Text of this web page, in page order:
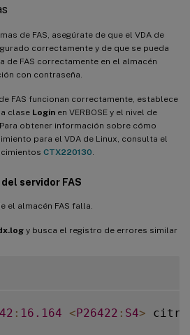
de FAS, asegúrate de que el VDA de
correctamente y de que se pueda
de FAS correctamente en el almacén
con contraseña.
FAS funcionan correctamente, establece
clase Login en VERBOSE y el nivel de
Para obtener información sobre cómo
para el VDA de Linux, consulta el
CTX220130
servidor FAS
el almacén FAS falla.
y busca el registro de errores similar
42 : 16.164 <P26422 : S4>